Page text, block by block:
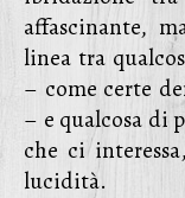
affascinante,
linea tra
– come certe
– e qualcosa di
che ci
lucidità.